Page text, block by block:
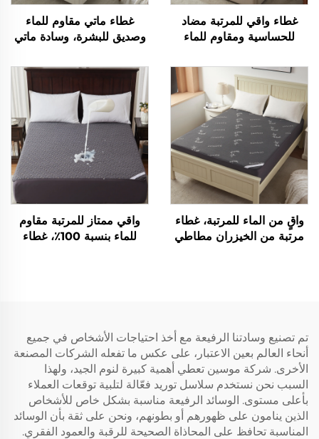
غطاء واقي للمرتبة مضاد
للحساسية ومقاوم للماء
عميقة من 6 إلى 15 بوصة،
غطاء مرتبة قابل للتنفس
للفنادق والمنزل (رمادي)
غطاء ماتي مقاوم للماء
وصديق للبشرة، وسادة ماتي
ماتي بجيب عميق من 6 إلى
(رمادي)
واقٍ من الماء للمرتبة، غطاء
مرتبة من الخيزران مطاطي
واقي ممتاز للمرتبة مقاوم
للماء بنسبة 100٪، غطاء
تم تصنيع وسادتنا الرفيعة مع أخذ احتياجات الأشخاص في جميع
أنحاء العالم بعين الاعتبار، على عكس ما تفعله الشركات المصنعة
الأخرى. شركة موسين تعطي أهمية كبيرة لنوم الجيد، ولهذا
السبب نحن نستخدم سلاسل توريد فعّالة لتلبية توقعات العملاء
بأعلى مستوى. الوسائد الرفيعة مناسبة بشكل خاص للأشخاص
الذين ينامون على ظهورهم أو بطونهم، ونحن على ثقة بأن الوسائد
المناسبة تحافظ على المحاذاة الصحيحة للرقبة والعمود الفقري.